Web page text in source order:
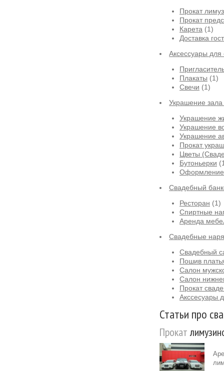
Прокат
Прокат
Карета (1)
Доставка
Аксессуары для
Плакаты (1)
Свечи (1)
Украшение
Украшение
Украшение
Украшение
Прокат
Цветы
Бутоньерки
Оформление
Свадебный
Ресторан (1)
Спиртные
Аренда
Свадебные
Свадебный
Пошив
Салон
Салон
Прокат
Акссесуары
Статьи про
Прокат